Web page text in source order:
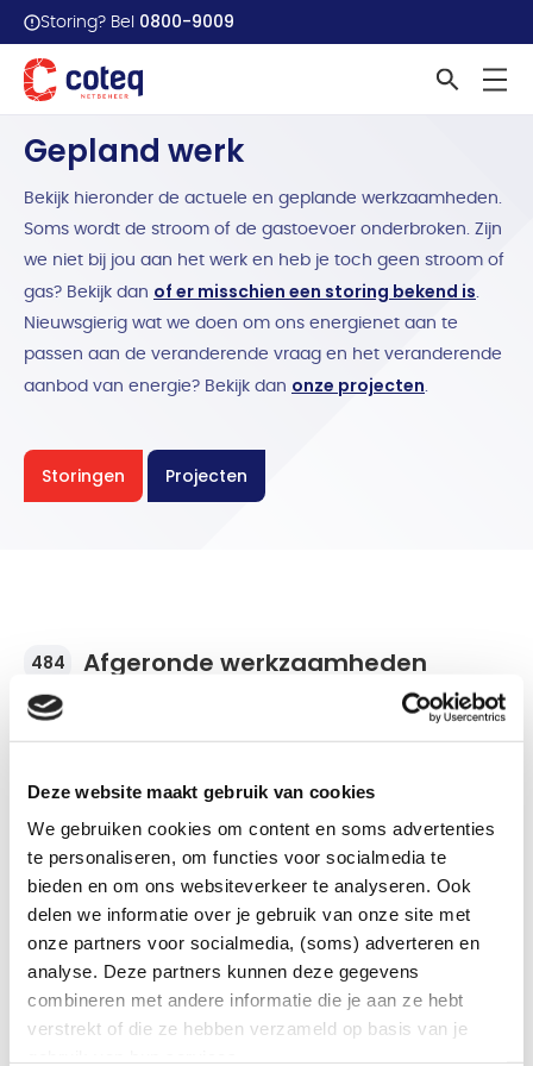
Deze website maakt gebruik van cookies
We gebruiken cookies om content en soms advertenties
te personaliseren, om functies voor socialmedia te
bieden en om ons websiteverkeer te analyseren. Ook
delen we informatie over je gebruik van onze site met
onze partners voor socialmedia, (soms) adverteren en
analyse. Deze partners kunnen deze gegevens
combineren met andere informatie die je aan ze hebt
verstrekt of die ze hebben verzameld op basis van je
Storing? Bel 0800-9009
Home Werkzaamheden overzicht
Gepland werk
Bekijk hieronder de actuele en geplande werkzaamheden.
Soms wordt de stroom of de gastoevoer onderbroken. Zijn
we niet bij jou aan het werk en heb je toch geen stroom of
gas? Bekijk dan of er misschien een storing bekend is.
Nieuwsgierig wat we doen om ons energienet aan te
passen aan de veranderende vraag en het veranderende
aanbod van energie? Bekijk dan onze projecten.
Storingen Projecten
484 Afgeronde werkzaamheden
Stroomonderbreking
De werkzaamheden zijn afgerond.
Postcode Plaats en wijk/buurt
28-07-2026 | 08:30 28-07-2026 | 15:00
Aantal klanten Soort werkzaamheden
Stroomonderbreking
De werkzaamheden zijn afgerond.
Postcodes
7572AB 7572ZV
Plaats en wijk/buurt
Oldenzaal
Van
24-07-2026 | 09:00 24-07-2026 | 15:00
Aantal klanten Soort werkzaamheden
Stroomonderbreking
De werkzaamheden zijn afgerond.